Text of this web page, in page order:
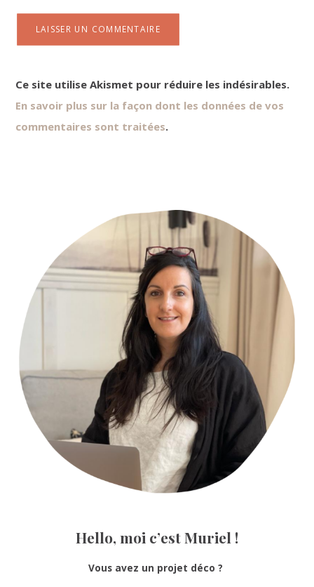
Ce site utilise Akismet pour réduire les indésirables.
En savoir plus sur la façon dont les données de vos
commentaires sont traitées.
Sidebar
Hello, moi c’est Muriel !
Vous avez un projet déco ?